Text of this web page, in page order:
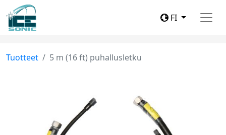
FI
Tuotteet 5 m (16 ft) puhallusletku